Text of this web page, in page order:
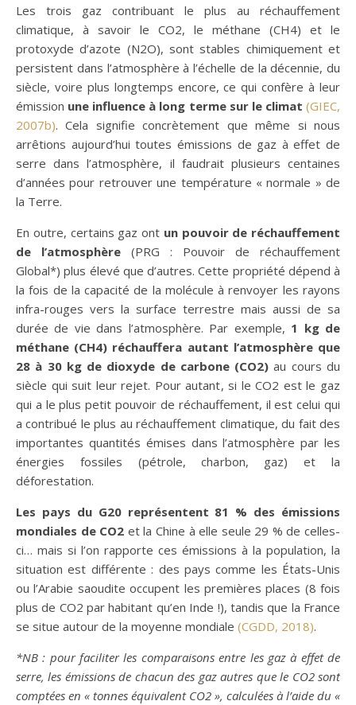
Les trois gaz contribuant le plus au réchauffement
climatique, à savoir le CO2, le méthane (CH4) et le
protoxyde d’azote (N2O), sont stables chimiquement et
persistent dans l’atmosphère à l’échelle de la décennie, du
siècle, voire plus longtemps encore, ce qui confère à leur
émission une influence à long terme sur le climat(GIEC,
2007b). Cela signifie concrètement que même si nous
arrêtions aujourd’hui toutes émissions de gaz à effet de
serre dans l’atmosphère, il faudrait plusieurs centaines
d’années pour retrouver une température « normale » de
la Terre.
En outre, certains gaz ont un pouvoir de réchauffement
de l’atmosphère (PRG : Pouvoir de réchauffement
Global*) plus élevé que d’autres. Cette propriété dépend à
la fois de la capacité de la molécule à renvoyer les rayons
infra-rouges vers la surface terrestre mais aussi de sa
durée de vie dans l’atmosphère. Par exemple, 1 kg de
méthane (CH4) réchauffera autant l’atmosphère que
28 à 30 kg de dioxyde de carbone (CO2) au cours du
siècle qui suit leur rejet. Pour autant, si le CO2 est le gaz
qui a le plus petit pouvoir de réchauffement, il est celui qui
a contribué le plus au réchauffement climatique, du fait des
importantes quantités émises dans l’atmosphère par les
énergies fossiles (pétrole, charbon, gaz) et la
déforestation.
Les pays du G20 représentent 81 % des émissions
mondiales de CO2 et la Chine à elle seule 29 % de celles-
ci… mais si l’on rapporte ces émissions à la population, la
situation est différente : des pays comme les États-Unis
ou l’Arabie saoudite occupent les premières places (8 fois
plus de CO2 par habitant qu’en Inde !), tandis que la France
se situe autour de la moyenne mondiale (CGDD, 2018).
*NB : pour faciliter les comparaisons entre les gaz à effet de
serre, les émissions de chacun des gaz autres que le CO2 sont
comptées en « tonnes équivalent CO2 », calculées à l’aide du «